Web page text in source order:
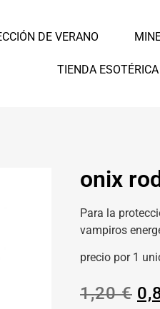
DE VERANO
TIENDA ESOTÉRICA
onix
Para la
vampiros
precio por 1
1,20€